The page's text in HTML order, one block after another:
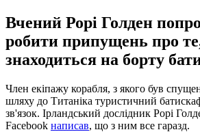
Вчений Рорі Голден
робити припущень про
знаходиться на борту
Член екіпажу корабля, з якого був
шляху до Титаніка туристичний
зв'язок. Ірландський дослідник Рорі
Facebook написав, що з ним все гаразд.